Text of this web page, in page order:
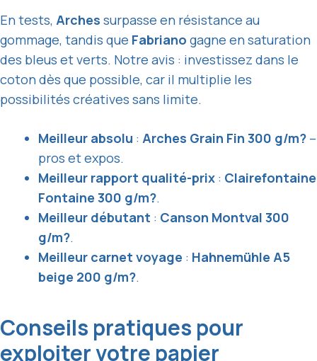
En tests, Arches surpasse en résistance au
gommage, tandis que Fabriano gagne en saturation
des bleus et verts. Notre avis : investissez dans le
coton dès que possible, car il multiplie les
possibilités créatives sans limite.
Meilleur absolu : Arches Grain Fin 300 g/m? –
pros et expos.
Meilleur rapport qualité-prix : Clairefontaine
Fontaine 300 g/m?.
Meilleur débutant : Canson Montval 300
g/m?.
Meilleur carnet voyage : Hahnemühle A5
beige 200 g/m?.
Conseils pratiques pour
exploiter votre papier